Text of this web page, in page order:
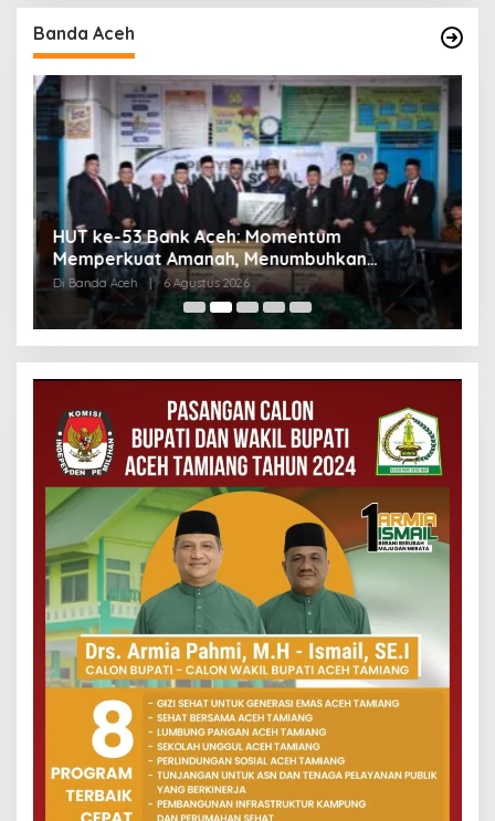
Banda Aceh
HUT ke-53 Bank Aceh: Momentum
Memperkuat Amanah, Menumbuhkan
Keberkahan Bagi Aceh
Di Banda Aceh 6 Agustus 2026